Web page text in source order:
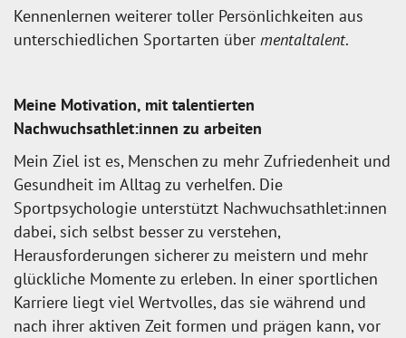
Kennenlernen weiterer toller Persönlichkeiten aus
unterschiedlichen Sportarten über mentaltalent.
Meine Motivation, mit talentierten
Nachwuchsathlet:innen zu arbeiten
Mein Ziel ist es, Menschen zu mehr Zufriedenheit und
Gesundheit im Alltag zu verhelfen. Die
Sportpsychologie unterstützt Nachwuchsathlet:innen
dabei, sich selbst besser zu verstehen,
Herausforderungen sicherer zu meistern und mehr
glückliche Momente zu erleben. In einer sportlichen
Karriere liegt viel Wertvolles, das sie während und
nach ihrer aktiven Zeit formen und prägen kann, vor